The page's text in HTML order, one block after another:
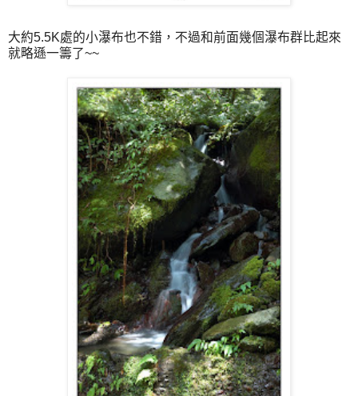
大約5.5K處的小瀑布也不錯，不過和前面幾個瀑布群比起來
就略遜一籌了~~